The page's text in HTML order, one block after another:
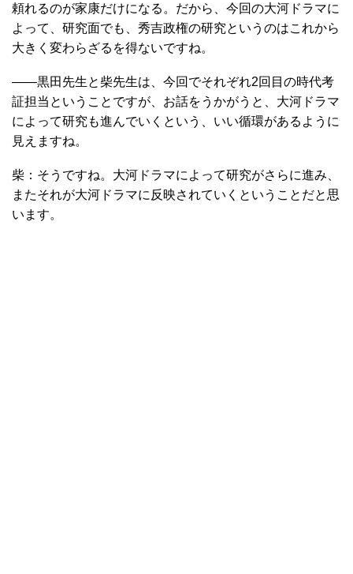
頼れるのが家康だけになる。だから、今回の大河ドラマに
よって、研究面でも、秀吉政権の研究というのはこれから
大きく変わらざるを得ないですね。
――黒田先生と柴先生は、今回でそれぞれ2回目の時代考
証担当ということですが、お話をうかがうと、大河ドラマ
によって研究も進んでいくという、いい循環があるように
見えますね。
柴：そうですね。大河ドラマによって研究がさらに進み、
またそれが大河ドラマに反映されていくということだと思
います。